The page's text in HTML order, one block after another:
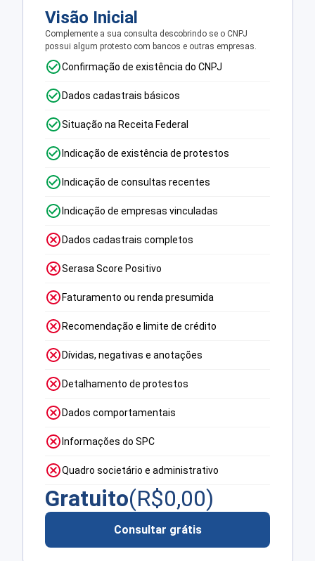
Visão Inicial
Complemente a sua consulta descobrindo se o CNPJ
possui algum protesto com bancos e outras empresas.
Confirmação de existência do CNPJ
Dados cadastrais básicos
Situação na Receita Federal
Indicação de existência de protestos
Indicação de consultas recentes
Indicação de empresas vinculadas
Dados cadastrais completos
Serasa Score Positivo
Faturamento ou renda presumida
Recomendação e limite de crédito
Dívidas, negativas e anotações
Detalhamento de protestos
Dados comportamentais
Informações do SPC
Quadro societário e administrativo
Gratuito(R$0,00)
Consultar grátis